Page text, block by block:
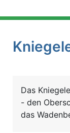
Das
- den
das